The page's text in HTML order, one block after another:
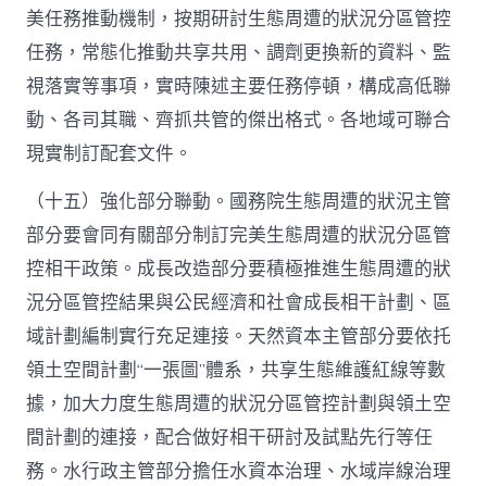
美任務推動機制，按期研討生態周遭的狀況分區管控
任務，常態化推動共享共用、調劑更換新的資料、監
視落實等事項，實時陳述主要任務停頓，構成高低聯
動、各司其職、齊抓共管的傑出格式。各地域可聯合
現實制訂配套文件。
（十五）強化部分聯動。國務院生態周遭的狀況主管
部分要會同有關部分制訂完美生態周遭的狀況分區管
控相干政策。成長改造部分要積極推進生態周遭的狀
況分區管控結果與公民經濟和社會成長相干計劃、區
域計劃編制實行充足連接。天然資本主管部分要依托
領土空間計劃“一張圖”體系，共享生態維護紅線等數
據，加大力度生態周遭的狀況分區管控計劃與領土空
間計劃的連接，配合做好相干研討及試點先行等任
務。水行政主管部分擔任水資本治理、水域岸線治理